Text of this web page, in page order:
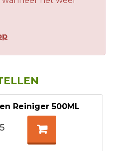
Reiniger 500ML